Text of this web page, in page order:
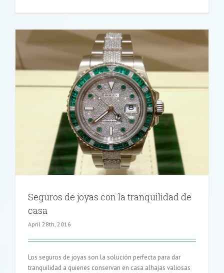
es
se
Seguros de joyas con la tranquilidad de
casa
April 28th, 2016
Los seguros de joyas son la solución perfecta para dar
tranquilidad a quienes conservan en casa alhajas valiosas